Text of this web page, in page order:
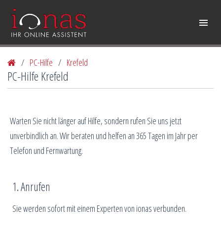
/ PC-Hilfe / Krefeld
PC-Hilfe Krefeld
Warten Sie nicht länger auf Hilfe, sondern rufen Sie uns jetzt
unverbindlich an. Wir beraten und helfen an 365 Tagen im Jahr per
Telefon und Fernwartung.
1. Anrufen
Sie werden sofort mit einem Experten von ionas verbunden.